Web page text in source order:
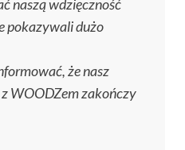
naszą wdzięczność
pokazywali dużo
że nasz
WOODZem zakończy